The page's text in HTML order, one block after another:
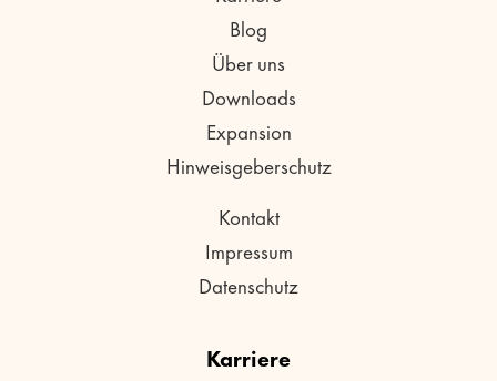
Blog
Über uns
Downloads
Expansion
Hinweisgeberschutz
Kontakt
Impressum
Datenschutz
Karriere